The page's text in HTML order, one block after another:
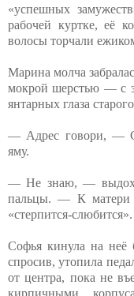
«успешных
рабочей куртке, её
волосы торчали
Марина молча
мокрой шерстью — с
янтарных глаза
— Адрес говори, —
яму.
— Не знаю, —
пальцы. — К матери
«стерпится-
Софья кинула на неё
спросив, утопила
от центра, пока не
кирпичными